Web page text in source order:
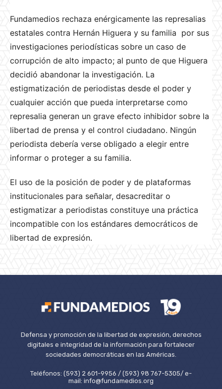
Fundamedios rechaza enérgicamente las represalias
estatales contra Hernán Higuera y su familia por sus
investigaciones periodísticas sobre un caso de
corrupción de alto impacto; al punto de que Higuera
decidió abandonar la investigación. La
estigmatización de periodistas desde el poder y
cualquier acción que pueda interpretarse como
represalia generan un grave efecto inhibidor sobre la
libertad de prensa y el control ciudadano. Ningún
periodista debería verse obligado a elegir entre
informar o proteger a su familia.
El uso de la posición de poder y de plataformas
institucionales para señalar, desacreditar o
estigmatizar a periodistas constituye una práctica
incompatible con los estándares democráticos de
libertad de expresión.
Defensa y promoción de la libertad de expresión, derechos
digitales e integridad de la información para fortalecer
sociedades democráticas en las Américas.
Teléfonos: (593) 2 601-9956 / (593) 98 767-5305/ e-
mail: info@fundamedios.org